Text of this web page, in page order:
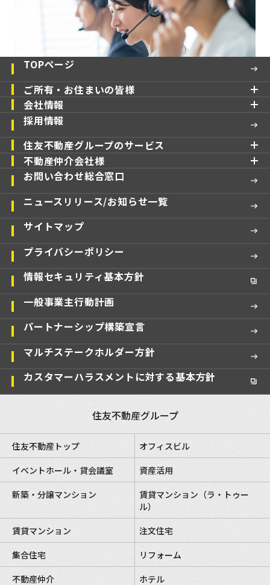
TOPページ
ご所有・お住まいの皆様
会社情報
採用情報
住友不動産グループのサービス
不動産仲介会社様
お問い合わせ総合窓口
ニュースリリース/お知らせ一覧
サイトマップ
プライバシーポリシー
情報セキュリティ基本方針
一般事業主行動計画
パートナーシップ構築宣言
マルチステークホルダー方針
カスタマーハラスメントに対する基本方針
住友不動産グループ
住友不動産トップ
オフィスビル
イベントホール・貸会議室
資産活用
新築・分譲マンション
賃貸マンション（ラ・トゥー
ル）
賃貸マンション
注文住宅
集合住宅
リフォーム
不動産仲介
ホテル